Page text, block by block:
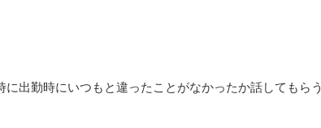
出勤時にいつもと違ったことがなかったか話してもらう